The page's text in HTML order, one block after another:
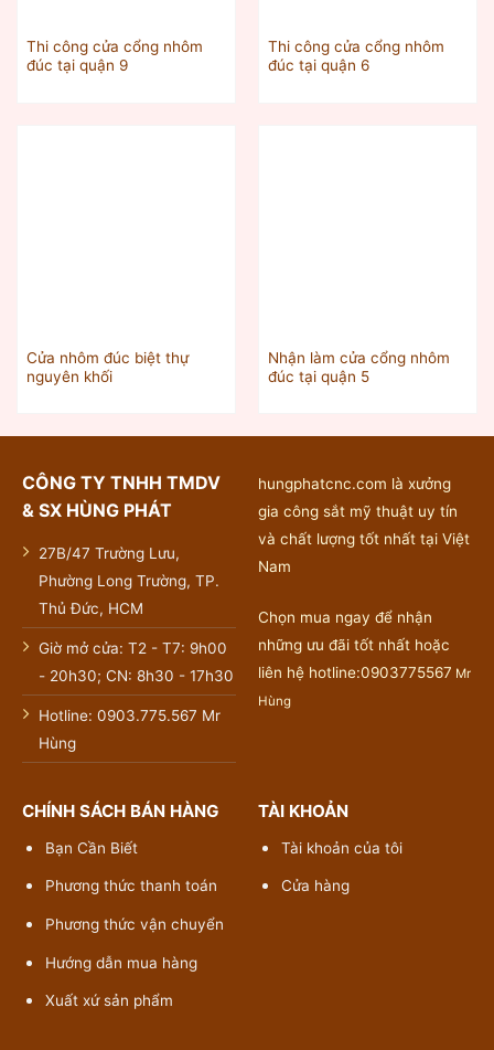
Thi công cửa cổng nhôm
đúc tại quận 9
Thi công cửa cổng nhôm
đúc tại quận 6
Cửa nhôm đúc biệt thự
nguyên khối
Nhận làm cửa cổng nhôm
đúc tại quận 5
CÔNG TY TNHH TMDV
& SX HÙNG PHÁT
27B/47 Trường Lưu,
Phường Long Trường, TP.
Thủ Đức, HCM
Giờ mở cửa: T2 - T7: 9h00
- 20h30; CN: 8h30 - 17h30
Hotline: 0903.775.567 Mr
Hùng
hungphatcnc.com là xưởng
gia công sắt mỹ thuật uy tín
và chất lượng tốt nhất tại Việt
Nam
Chọn mua ngay để nhận
những ưu đãi tốt nhất hoặc
liên hệ hotline:0903775567 Mr
Hùng
CHÍNH SÁCH BÁN HÀNG
Bạn Cần Biết
Phương thức thanh toán
Phương thức vận chuyển
Hướng dẫn mua hàng
Xuất xứ sản phẩm
TÀI KHOẢN
Tài khoản của tôi
Cửa hàng